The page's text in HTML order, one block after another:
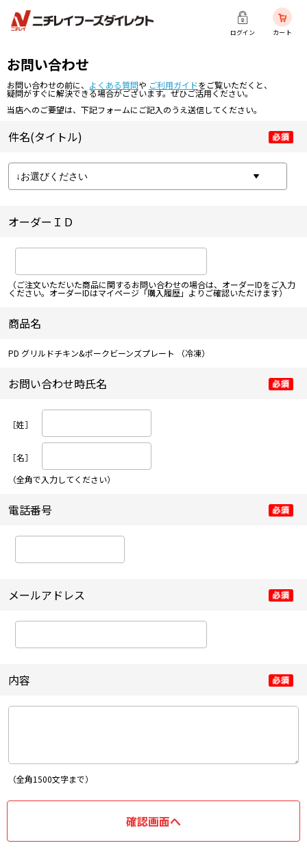
ログイン カート
お問い合わせ
お問い合わせの前に、 よくある質問や ご利用ガイドをご覧いただくと、
疑問がすぐに解決できる場合がございます。ぜひご活用ください。
当店へのご要望は、下記フォームにご記入のうえ送信してください。
件名(タイトル)
オーダーＩＤ
（ご注文いただいた商品に関するお問い合わせの場合は、オーダーIDをご入力
ください。オーダーIDはマイページ「購入履歴」よりご確認いただけます）
商品名
PD グリルドチキン&ポークビーンズプレート （冷凍）
お問い合わせ時氏名
［姓］
［名］
（全角で入力してください）
電話番号
メールアドレス
内容
（全角1500文字まで）